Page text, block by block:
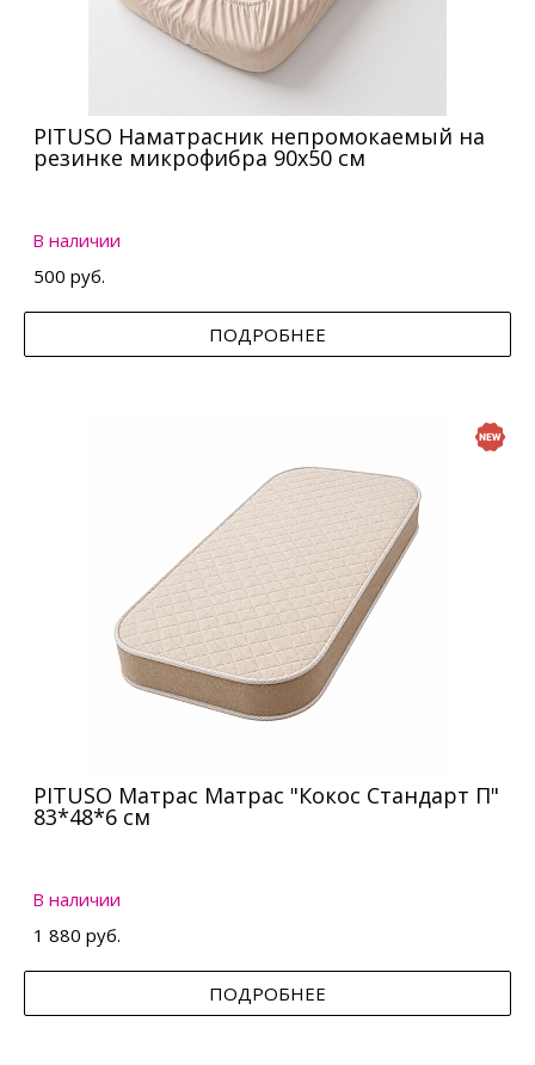
PITUSO Наматрасник непромокаемый на
резинке микрофибра 90х50 см
В наличии
500 руб.
ПОДРОБНЕЕ
PITUSO Матрас Матрас "Кокос Стандарт П"
83*48*6 см
В наличии
1 880 руб.
ПОДРОБНЕЕ